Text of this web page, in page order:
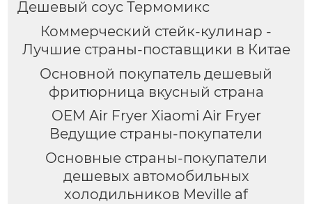
Дешевый соус Термомикс
Коммерческий стейк-кулинар -
Лучшие страны-поставщики в Китае
Основной покупатель дешевый
фритюрница вкусный страна
OEM Air Fryer Xiaomi Air Fryer
Ведущие страны-покупатели
Основные страны-покупатели
дешевых автомобильных
холодильников Meville af